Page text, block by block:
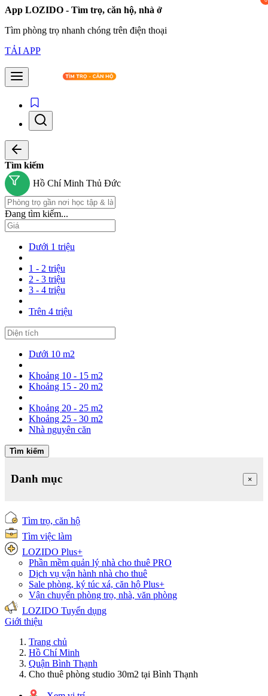
App LOZIDO - Tìm trọ, căn hộ, nhà ở
Tìm phòng trọ nhanh chóng trên điện thoại
TẢI APP
Tìm kiếm
Hồ Chí Minh Thủ Đức
Đang tìm kiếm...
Dưới 1 triệu
1 - 2 triệu
2 - 3 triệu
3 - 4 triệu
Trên 4 triệu
Dưới 10 m2
Khoảng 10 - 15 m2
Khoảng 15 - 20 m2
Khoảng 20 - 25 m2
Khoảng 25 - 30 m2
Nhà nguyên căn
Tìm kiếm
Danh mục ×
Tìm trọ, căn hộ
Tìm việc làm
LOZIDO Plus+
Phần mềm quản lý nhà cho thuê PRO
Dịch vụ vận hành nhà cho thuê
Sale phòng, ký túc xá, căn hộ Plus+
Vận chuyển phòng trọ, nhà, văn phòng
LOZIDO Tuyển dụng
Giới thiệu
Trang chủ
Hồ Chí Minh
Quận Bình Thạnh
Cho thuê phòng studio 30m2 tại Bình Thạnh